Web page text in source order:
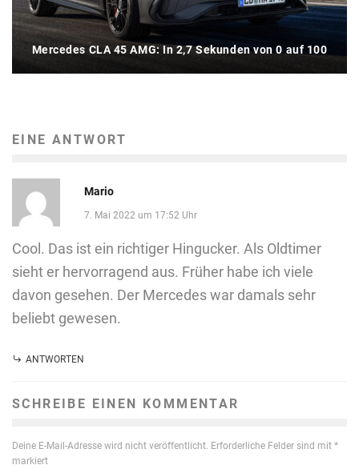
Mercedes CLA 45 AMG: In 2,7 Sekunden von 0 auf 100
EINE ANTWORT
Mario
7. Mai 2022 um 17:52 Uhr
Cool. Das ist ein richtiger Hingucker. Als Oldtimer
sieht er hervorragend aus. Früher habe ich viele
davon gesehen. Der Mercedes war damals sehr
beliebt gewesen.
ANTWORTEN
SCHREIBE EINEN KOMMENTAR
Deine E-Mail-Adresse wird nicht veröffentlicht. Erforderliche Felder sind mit *
markiert